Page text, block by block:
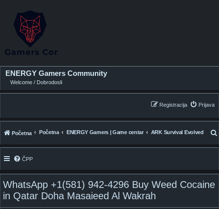
ENERGY Gamers Community
Welcome / Dobrodosli
Prijava
Registracija
Početna Početna ENERGY Gamers | Game centar ARK Survival Evolved
ČPP
WhatsApp +1(581) 942-4296 Buy Weed Cocaine
in Qatar Doha Masaieed Al Wakrah